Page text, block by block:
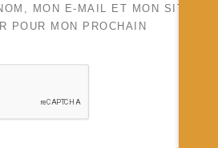
MON E-MAIL ET MON SITE
POUR MON PROCHAIN